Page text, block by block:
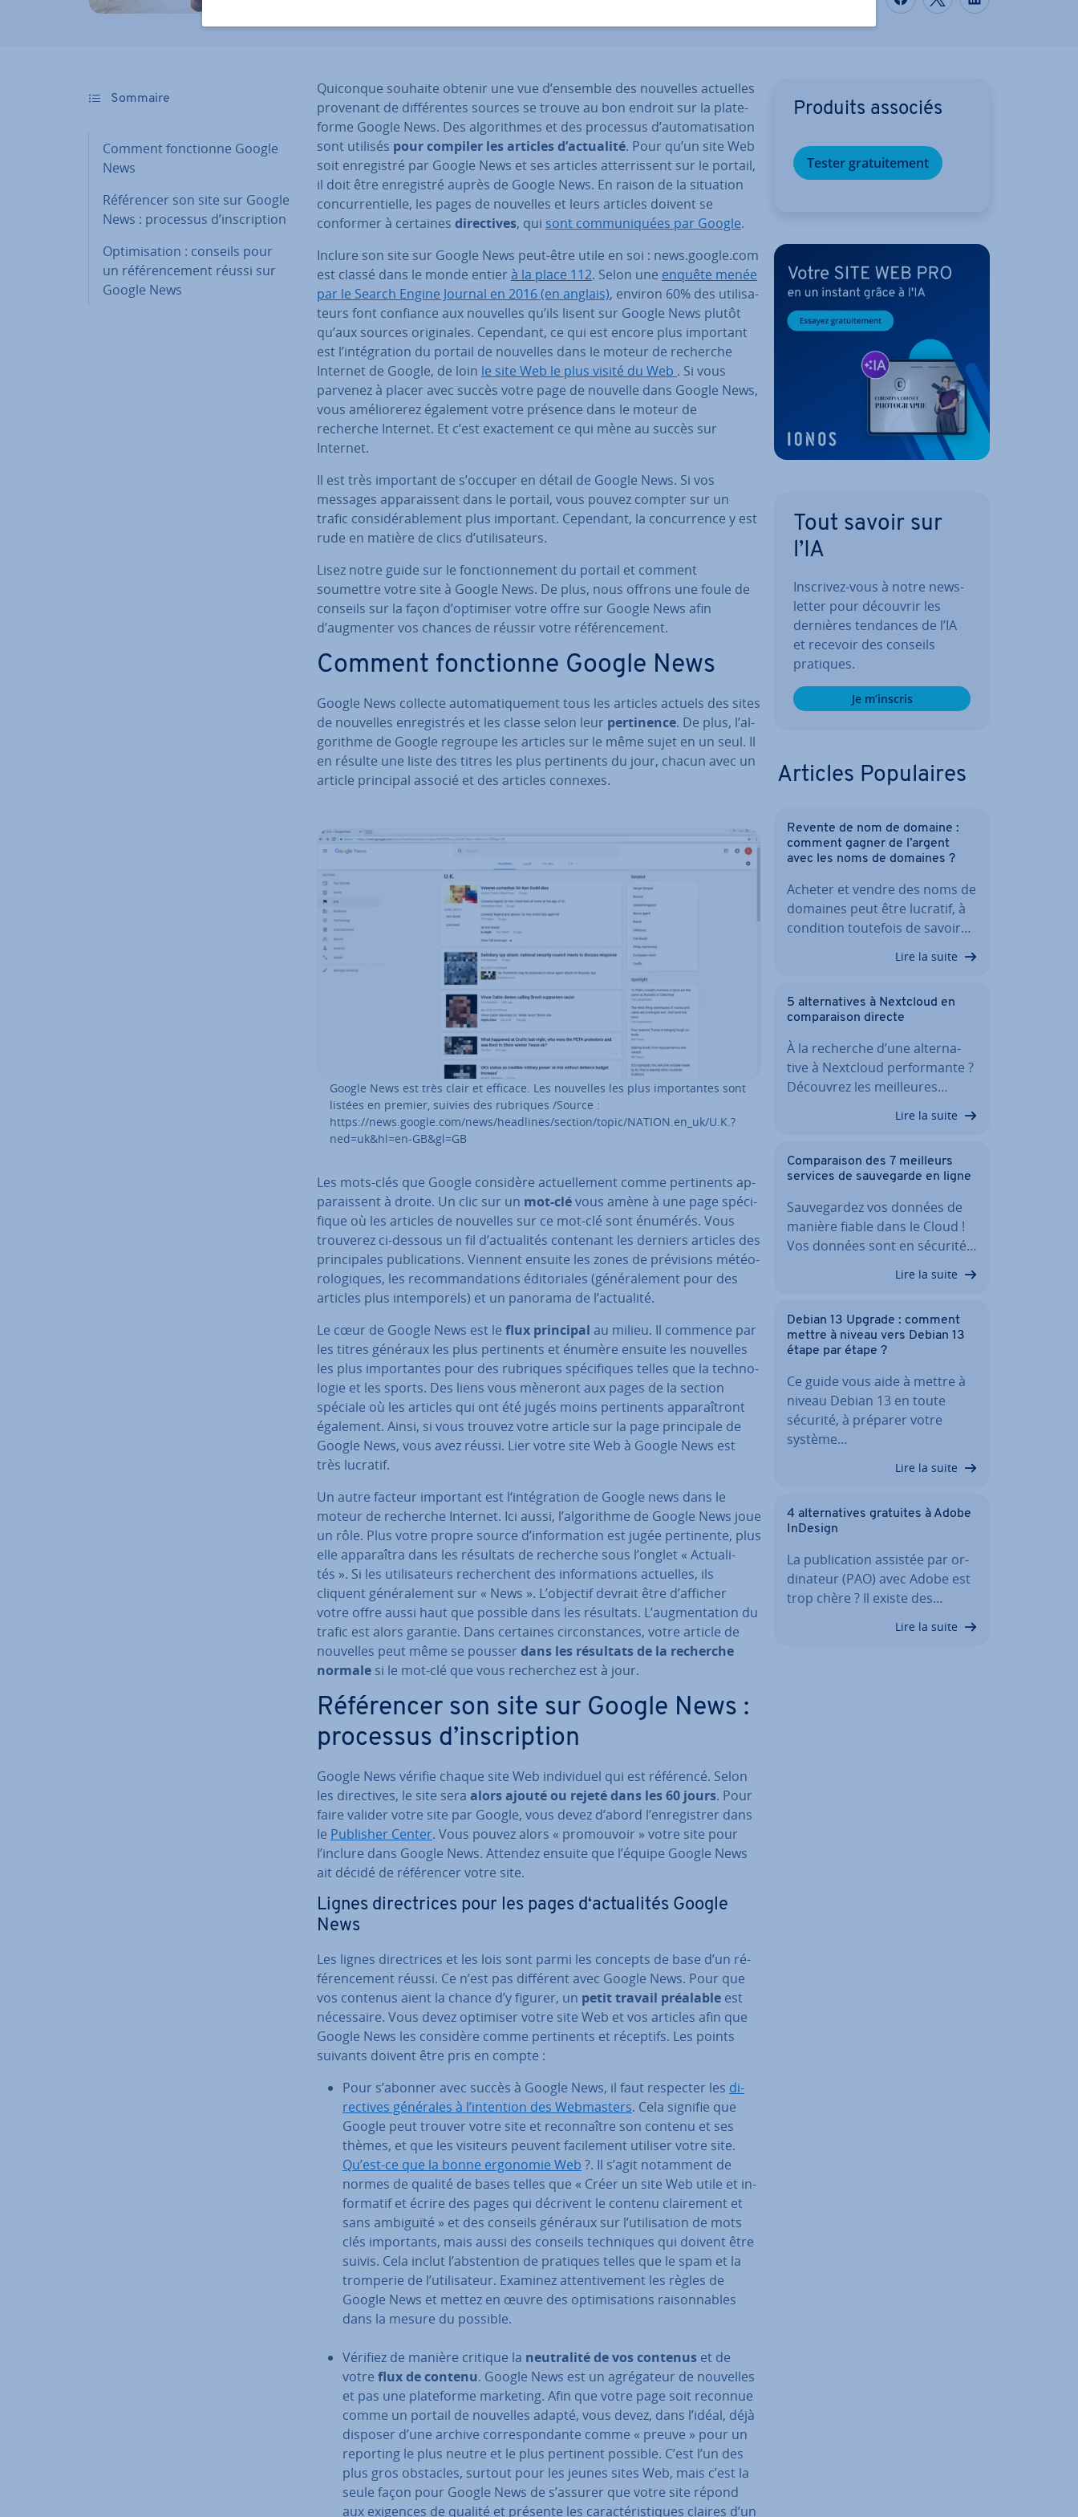
Sommaire
Comment fonc­tionne Google
News
Ré­fé­ren­cer son site sur Google
News : processus d’ins­crip­tion
Op­ti­mi­sa­tion : conseils pour
un ré­fé­ren­ce­ment réussi sur
Google News
Quiconque souhaite obtenir une vue d’ensemble des nouvelles actuelles
provenant de dif­fé­rentes sources se trouve au bon endroit sur la pla­te­
forme Google News. Des al­go­rithmes et des processus d’au­to­ma­ti­sa­tion
sont utilisés pour compiler les articles d’actualité. Pour qu’un site Web
soit en­re­gis­tré par Google News et ses articles at­ter­ris­sent sur le portail,
il doit être en­re­gis­tré auprès de Google News. En raison de la situation
con­cur­ren­tielle, les pages de nouvelles et leurs articles doivent se
conformer à certaines di­rec­tives, qui sont com­mu­ni­quées par Google.
Inclure son site sur Google News peut-être utile en soi : news.google.com
est classé dans le monde entier à la place 112. Selon une enquête menée
par le Search Engine Journal en 2016 (en anglais), environ 60% des uti­li­sa­
teurs font confiance aux nouvelles qu’ils lisent sur Google News plutôt
qu’aux sources ori­gi­nales. Cependant, ce qui est encore plus important
est l’in­té­gra­tion du portail de nouvelles dans le moteur de recherche
Internet de Google, de loin le site Web le plus visité du Web . Si vous
parvenez à placer avec succès votre page de nouvelle dans Google News,
vous amé­lio­re­rez également votre présence dans le moteur de
recherche Internet. Et c’est exac­te­ment ce qui mène au succès sur
Internet.
Il est très important de s’occuper en détail de Google News. Si vos
messages ap­pa­rais­sent dans le portail, vous pouvez compter sur un
trafic con­si­dé­ra­ble­ment plus important. Cependant, la con­cur­rence y est
rude en matière de clics d’uti­li­sa­teurs.
Lisez notre guide sur le fonc­tion­ne­ment du portail et comment
soumettre votre site à Google News. De plus, nous offrons une foule de
conseils sur la façon d’optimiser votre offre sur Google News afin
d’augmenter vos chances de réussir votre ré­fé­ren­ce­ment.
Comment fonc­tionne Google News
Google News collecte au­to­ma­ti­que­ment tous les articles actuels des sites
de nouvelles en­re­gis­trés et les classe selon leur per­ti­nence. De plus, l’al­
go­rithme de Google regroupe les articles sur le même sujet en un seul. Il
en résulte une liste des titres les plus per­ti­nents du jour, chacun avec un
article principal associé et des articles connexes.
Google News est très clair et efficace. Les nouvelles les plus im­por­tantes sont
listées en premier, suivies des rubriques /Source :
https://news.google.com/news/headlines/section/topic/NATION.en_uk/U.K.?
ned=uk&hl=en-GB&gl=GB
Les mots-clés que Google considère ac­tuel­le­ment comme per­ti­nents ap­
pa­rais­sent à droite. Un clic sur un mot-clévous amène à une page spé­ci­
fique où les articles de nouvelles sur ce mot-clé sont énumérés. Vous
trouverez ci-dessous un fil d’ac­tua­li­tés contenant les derniers articles des
prin­ci­pales pu­bli­ca­tions. Viennent ensuite les zones de pré­vi­sions mé­téo­
ro­lo­giques, les re­com­man­da­tions édi­to­riales (gé­né­ra­le­ment pour des
articles plus in­tem­po­rels) et un panorama de l’actualité.
Le cœur de Google News est le flux principal au milieu. Il commence par
les titres généraux les plus per­ti­nents et énumère ensuite les nouvelles
les plus im­por­tantes pour des rubriques spé­ci­fiques telles que la tech­no­
lo­gie et les sports. Des liens vous mèneront aux pages de la section
spéciale où les articles qui ont été jugés moins per­ti­nents ap­pa­raî­tront
également. Ainsi, si vous trouvez votre article sur la page prin­ci­pale de
Google News, vous avez réussi. Lier votre site Web à Google News est
très lucratif.
Un autre facteur important est l‘in­té­gra­tion de Google news dans le
moteur de recherche Internet. Ici aussi, l’al­go­rithme de Google News joue
un rôle. Plus votre propre source d’in­for­ma­tion est jugée per­ti­nente, plus
elle ap­pa­raî­tra dans les résultats de recherche sous l’onglet « Ac­tua­li­
tés ». Si les uti­li­sa­teurs re­cherchent des in­for­ma­tions actuelles, ils
cliquent gé­né­ra­le­ment sur « News ». L’objectif devrait être d’afficher
votre offre aussi haut que possible dans les résultats. L’aug­men­ta­tion du
trafic est alors garantie. Dans certaines cir­cons­tances, votre article de
nouvelles peut même se pousser dans les résultats de la recherche
normale si le mot-clé que vous re­cher­chez est à jour.
Ré­fé­ren­cer son site sur Google News :
processus d’ins­crip­tion
Google News vérifie chaque site Web in­di­vi­duel qui est référencé. Selon
les di­rec­tives, le site sera alors ajouté ou rejeté dans les 60 jours. Pour
faire valider votre site par Google, vous devez d’abord l’en­re­gis­trer dans
le Publisher Center. Vous pouvez alors « pro­mou­voir » votre site pour
l’inclure dans Google News. Attendez ensuite que l’équipe Google News
ait décidé de ré­fé­ren­cer votre site.
Lignes di­rec­trices pour les pages d‘ac­tua­li­tés Google
News
Les lignes di­rec­trices et les lois sont parmi les concepts de base d’un ré­
fé­ren­ce­ment réussi. Ce n’est pas différent avec Google News. Pour que
vos contenus aient la chance d’y figurer, un petit travail préalable est
né­ces­saire. Vous devez optimiser votre site Web et vos articles afin que
Google News les considère comme per­ti­nents et réceptifs. Les points
suivants doivent être pris en compte :
Pour s’abonner avec succès à Google News, il faut respecter les di­
rec­tives générales à l’intention des Web­mas­ters. Cela signifie que
Google peut trouver votre site et re­con­naître son contenu et ses
thèmes, et que les visiteurs peuvent fa­ci­le­ment utiliser votre site.
Qu’est-ce que la bonne ergonomie Web ?. Il s’agit notamment de
normes de qualité de bases telles que « Créer un site Web utile et in­
for­ma­tif et écrire des pages qui décrivent le contenu clai­re­ment et
sans ambiguïté » et des conseils généraux sur l’uti­li­sa­tion de mots
clés im­por­tants, mais aussi des conseils tech­niques qui doivent être
suivis. Cela inclut l’abs­ten­tion de pratiques telles que le spam et la
tromperie de l’uti­li­sa­teur. Examinez at­ten­ti­ve­ment les règles de
Google News et mettez en œuvre des op­ti­mi­sa­tions rai­son­nables
dans la mesure du possible.
Vérifiez de manière critique la neu­tra­lité de vos contenus et de
votre flux de contenu. Google News est un agré­ga­teur de nouvelles
et pas une pla­te­forme marketing. Afin que votre page soit reconnue
comme un portail de nouvelles adapté, vous devez, dans l’idéal, déjà
disposer d’une archive cor­res­pon­dante comme « preuve » pour un
reporting le plus neutre et le plus pertinent possible. C’est l’un des
plus gros obstacles, surtout pour les jeunes sites Web, mais c’est la
seule façon pour Google News de s’assurer que votre site répond
aux exigences de qualité et présente les ca­rac­té­ris­tiques claires d’un
Produits associés
Tester gra­tui­te­ment
Tout savoir sur
l’IA
Inscrivez-vous à notre news­
let­ter pour découvrir les
dernières tendances de l’IA
et recevoir des conseils
pratiques.
Je m’inscris
Articles Po­pu­laires
Revente de nom de domaine :
comment gagner de l’argent
avec les noms de domaines ?
Acheter et vendre des noms de
domaines peut être lucratif, à
condition toutefois de savoir…
Lire la suite
5 al­ter­na­tives à Nextcloud en
com­pa­rai­son directe
À la recherche d’une al­ter­na­
tive à Nextcloud per­for­mante ?
Découvrez les meil­leures…
Lire la suite
Com­pa­rai­son des 7 meilleurs
services de sau­ve­garde en ligne
Sau­ve­gar­dez vos données de
manière fiable dans le Cloud !
Vos données sont en sécurité…
Lire la suite
Debian 13 Upgrade : comment
mettre à niveau vers Debian 13
étape par étape ?
Ce guide vous aide à mettre à
niveau Debian 13 en toute
sécurité, à préparer votre
système…
Lire la suite
4 al­ter­na­tives gratuites à Adobe
InDesign
La pu­bli­ca­tion assistée par or­
di­na­teur (PAO) avec Adobe est
trop chère ? Il existe des…
Lire la suite